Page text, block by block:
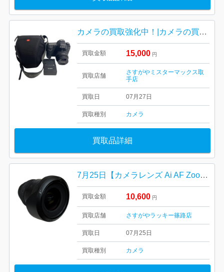
カメラの買取強化中！|カメラの買取 | 我孫子市天王台
買取金額 15,000 円
買取店舗
さすがやミスターマックス取
手店
買取日 07月27日
買取種別 カメラ
買取品詳細
7月25日【カメラレンズ Ai AF Zoom-Nikkor 18-35mm f/3.5-4.5D IF-ED】をお買取しました！
買取金額 10,600 円
買取店舗 さすがやラッキー篠路店
買取日 07月25日
買取種別 カメラ